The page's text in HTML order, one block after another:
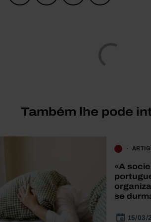
Também lhe pode
«A
se
15/03/